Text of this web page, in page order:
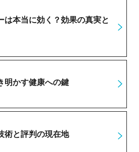
は本当に効く？効果の真実と
明かす健康への鍵
術と評判の現在地